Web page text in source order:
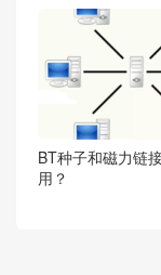
BT种子和磁力链
用？